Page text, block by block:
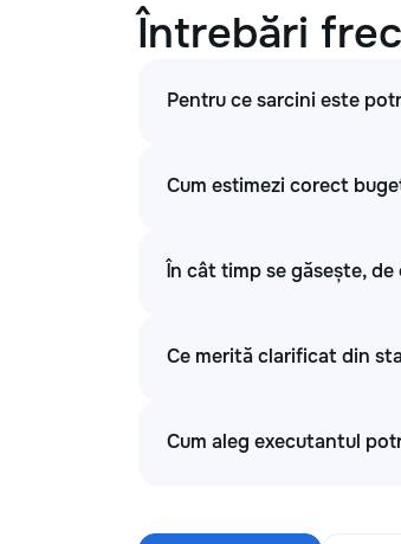
Întrebări
Pentru ce sarcini este
Cum estimezi corect
În cât timp se găsește,
Ce merită clarificat din
Cum aleg executantul